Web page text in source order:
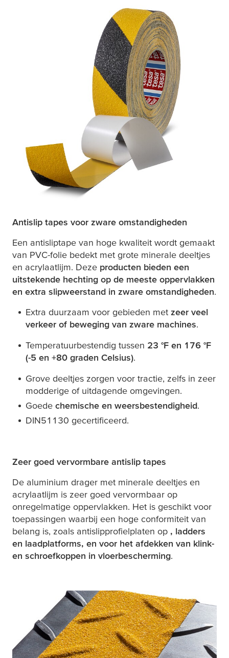
Antislip tapes voor zware omstandigheden
Een antisliptape van hoge kwaliteit wordt gemaakt
van PVC-folie bedekt met grote minerale deeltjes
en acrylaatlijm. Deze producten bieden een
uitstekende hechting op de meeste oppervlakken
en extra slipweerstand in zware omstandigheden.
Extra duurzaam voor gebieden met zeer veel
verkeer of beweging van zware machines.
Temperatuurbestendig tussen 23 °F en 176 °F
(-5 en +80 graden Celsius).
Grove deeltjes zorgen voor tractie, zelfs in zeer
modderige of uitdagende omgevingen.
Goede chemische en weersbestendigheid.
DIN51130 gecertificeerd.
Zeer goed vervormbare antislip tapes
De aluminium drager met minerale deeltjes en
acrylaatlijm is zeer goed vervormbaar op
onregelmatige oppervlakken. Het is geschikt voor
toepassingen waarbij een hoge conformiteit van
belang is, zoals antislipprofielplaten op , ladders
en laadplatforms, en voor het afdekken van klink-
en schroefkoppen in vloerbescherming.